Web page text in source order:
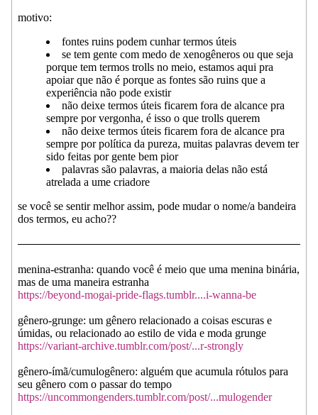
motivo:
fontes ruins podem cunhar termos úteis
se tem gente com medo de xenogêneros ou que seja
porque tem termos trolls no meio, estamos aqui pra
apoiar que não é porque as fontes são ruins que a
experiência não pode existir
não deixe termos úteis ficarem fora de alcance pra
sempre por vergonha, é isso o que trolls querem
não deixe termos úteis ficarem fora de alcance pra
sempre por política da pureza, muitas palavras devem ter
sido feitas por gente bem pior
palavras são palavras, a maioria delas não está
atrelada a ume criadore
se você se sentir melhor assim, pode mudar o nome/a bandeira
dos termos, eu acho??
menina-estranha: quando você é meio que uma menina binária,
mas de uma maneira estranha
https://beyond-mogai-pride-flags.tumblr....i-wanna-be
gênero-grunge: um gênero relacionado a coisas escuras e
úmidas, ou relacionado ao estilo de vida e moda grunge
https://variant-archive.tumblr.com/post/...r-strongly
gênero-ímã/cumulogênero: alguém que acumula rótulos para
seu gênero com o passar do tempo
https://uncommongenders.tumblr.com/post/...mulogender